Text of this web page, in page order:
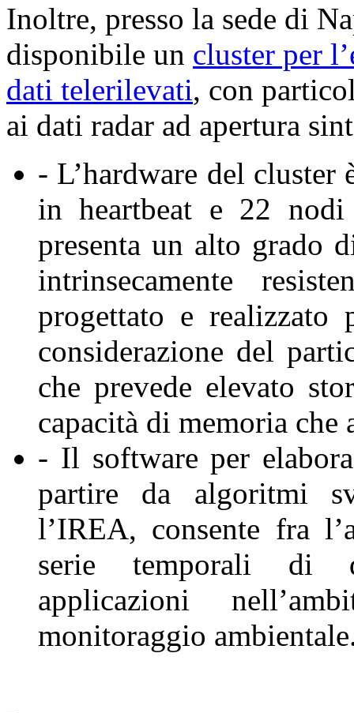
Inoltre, presso la sede di
disponibile un cluster per
dati telerilevati, con
ai dati radar ad apertura
- L’hardware del
in heartbeat e 22
presenta un alto grado
intrinsecamente
progettato e realizzato
considerazione del
che prevede elevato
capacità di memoria
- Il software per
partire da algoritmi
l’IREA, consente fra
serie temporali di
applicazioni
monitoraggio